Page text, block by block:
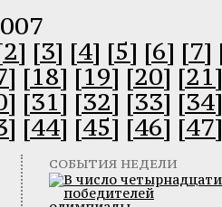
[3] [4] [5] [6] [7]
[18] [19] [20] [21]
[31] [32] [33] [34]
[44] [45] [46] [47]
СОБЫТИЯ НЕДЕЛИ